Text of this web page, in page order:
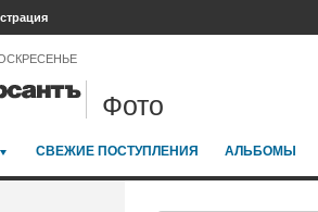
Фото
СВЕЖИЕ ПОСТУПЛЕНИЯ АЛЬБОМЫ